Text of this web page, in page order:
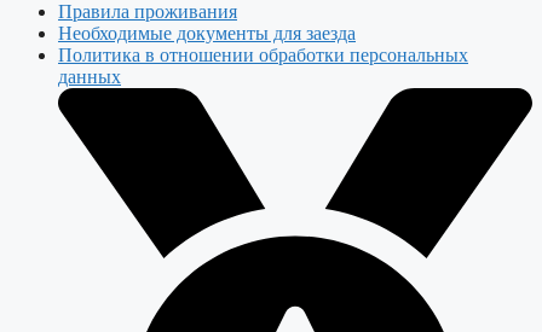
Правила проживания
Необходимые документы для заезда
Политика в отношении обработки персональных
данных